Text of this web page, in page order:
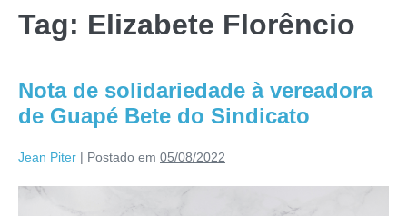
Tag: Elizabete Florêncio
Nota de solidariedade à vereadora
de Guapé Bete do Sindicato
Jean Piter | Postado em 05/08/2022